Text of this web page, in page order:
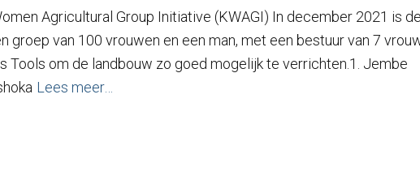
Agricultural Group Initiative (KWAGI) In december 2021 is de
groep van 100 vrouwen en een man, met een bestuur van 7
Tools om de landbouw zo goed mogelijk te verrichten.1. Jembe
Lees meer…